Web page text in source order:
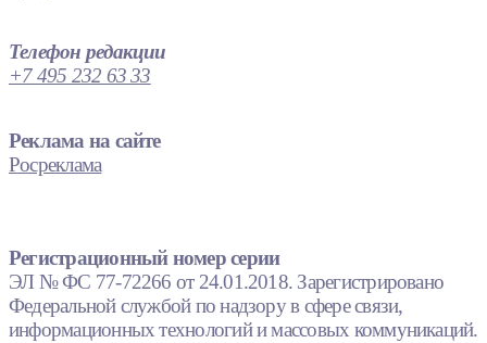
Телефон редакции
+7 495 232 63 33
Реклама на сайте
Росреклама
Регистрационный номер серии
ЭЛ № ФС 77-72266 от 24.01.2018. Зарегистрировано
Федеральной службой по надзору в сфере связи,
информационных технологий и массовых коммуникаций.